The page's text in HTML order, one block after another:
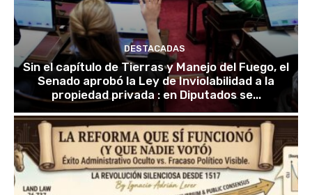
DESTACADAS
Sin el capítulo de Tierras y Manejo del Fuego, el
Senado aprobó la Ley de Inviolabilidad a la
propiedad privada : en Diputados se...